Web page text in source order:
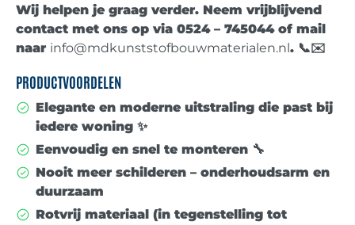
Wij helpen je graag verder. Neem vrijblijvend
contact met ons op via 0524 – 745044of mail
naar info@mdkunststofbouwmaterialen.nl . 📞✉️
PRODUCTVOORDELEN
Elegante en moderne uitstraling die past bij
iedere woning ✨
Eenvoudig en snel te monteren 🔧
Nooit meer schilderen – onderhoudsarm en
duurzaam
Rotvrij materiaal (in tegenstelling tot